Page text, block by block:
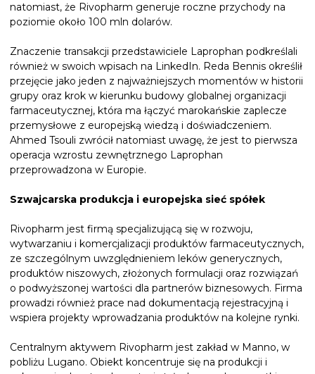
natomiast, że Rivopharm generuje roczne przychody na
poziomie około 100 mln dolarów.
Znaczenie transakcji przedstawiciele Laprophan podkreślali
również w swoich wpisach na LinkedIn. Reda Bennis określił
przejęcie jako jeden z najważniejszych momentów w historii
grupy oraz krok w kierunku budowy globalnej organizacji
farmaceutycznej, która ma łączyć marokańskie zaplecze
przemysłowe z europejską wiedzą i doświadczeniem.
Ahmed Tsouli zwrócił natomiast uwagę, że jest to pierwsza
operacja wzrostu zewnętrznego Laprophan
przeprowadzona w Europie.
Szwajcarska produkcja i europejska sieć spółek
Rivopharm jest firmą specjalizującą się w rozwoju,
wytwarzaniu i komercjalizacji produktów farmaceutycznych,
ze szczególnym uwzględnieniem leków generycznych,
produktów niszowych, złożonych formulacji oraz rozwiązań
o podwyższonej wartości dla partnerów biznesowych. Firma
prowadzi również prace nad dokumentacją rejestracyjną i
wspiera projekty wprowadzania produktów na kolejne rynki.
Centralnym aktywem Rivopharm jest zakład w Manno, w
pobliżu Lugano. Obiekt koncentruje się na produkcji i